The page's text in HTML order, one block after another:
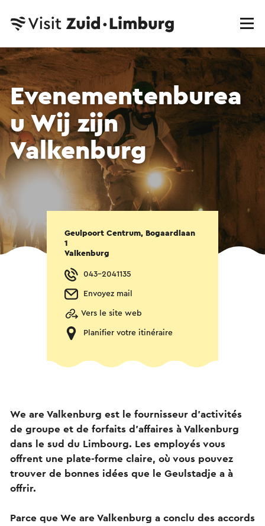
Evenementenburea
u Wij zijn
Valkenburg
Geulpoort Centrum, Bogaardlaan
1
Valkenburg
043-2041135
Envoyez mail
Vers le site web
Planifier votre itinéraire
We are Valkenburg est le fournisseur d'activités
de groupe et de forfaits d'affaires à Valkenburg
dans le sud du Limbourg. Les employés vous
offrent une plate-forme claire, où vous pouvez
trouver de bonnes idées que le Geulstadje a à
offrir.
Parce que We are Valkenburg a conclu des accords